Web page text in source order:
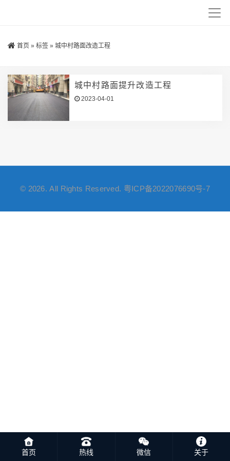
首页 » 标签 » 城中村路面改造工程
城中村路面提升改造工程
2023-04-01
© 2026. All Rights Reserved. 粤ICP备2022076690号-7
首页 热线 微信 关于